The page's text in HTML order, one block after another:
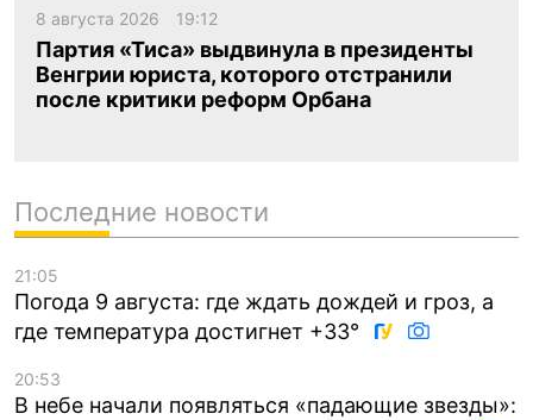
8 августа 2026 19:12
Партия «Тиса» выдвинула в президенты
Венгрии юриста, которого отстранили
после критики реформ Орбана
Последние новости
21:05
Погода 9 августа: где ждать дождей и гроз, а
где температура достигнет +33°
20:53
В небе начали появляться «падающие звезды»: